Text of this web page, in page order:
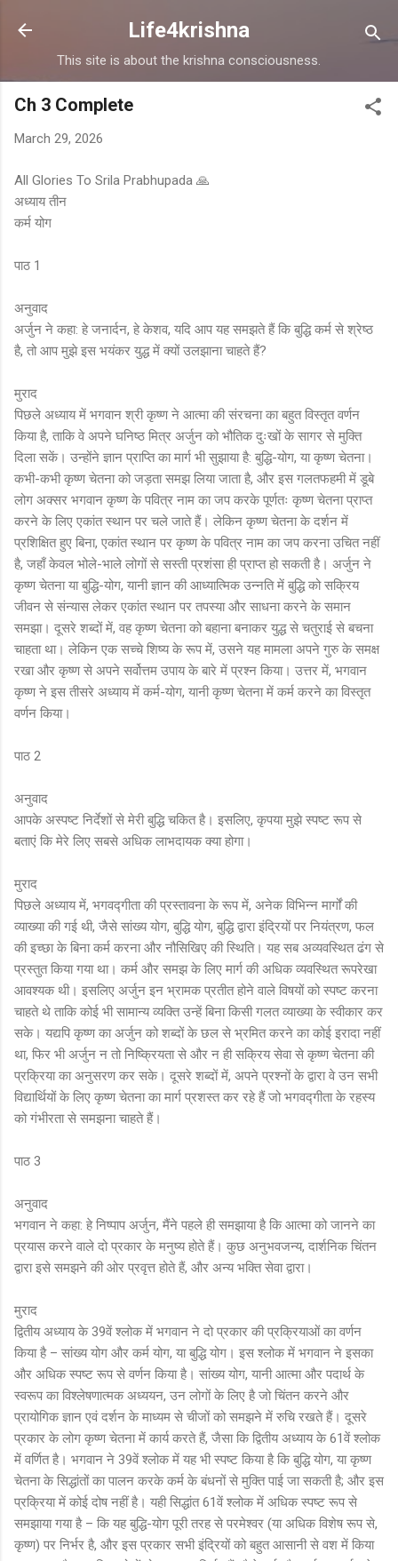
Skip to main content
Life4krishna
This site is about the krishna consciousness.
Ch 3 Complete
March 29, 2026
All Glories To Srila Prabhupada 🙏
अध्याय तीन
कर्म योग
पाठ 1
अनुवाद
अर्जुन ने कहा: हे जनार्दन, हे केशव, यदि आप यह समझते हैं कि बुद्धि कर्म से श्रेष्ठ
है, तो आप मुझे इस भयंकर युद्ध में क्यों उलझाना चाहते हैं?
मुराद
पिछले अध्याय में भगवान श्री कृष्ण ने आत्मा की संरचना का बहुत विस्तृत वर्णन
किया है, ताकि वे अपने घनिष्ठ मित्र अर्जुन को भौतिक दुःखों के सागर से मुक्ति
दिला सकें। उन्होंने ज्ञान प्राप्ति का मार्ग भी सुझाया है: बुद्धि-योग, या कृष्ण चेतना।
कभी-कभी कृष्ण चेतना को जड़ता समझ लिया जाता है, और इस गलतफहमी में डूबे
लोग अक्सर भगवान कृष्ण के पवित्र नाम का जप करके पूर्णतः कृष्ण चेतना प्राप्त
करने के लिए एकांत स्थान पर चले जाते हैं। लेकिन कृष्ण चेतना के दर्शन में
प्रशिक्षित हुए बिना, एकांत स्थान पर कृष्ण के पवित्र नाम का जप करना उचित नहीं
है, जहाँ केवल भोले-भाले लोगों से सस्ती प्रशंसा ही प्राप्त हो सकती है। अर्जुन ने
कृष्ण चेतना या बुद्धि-योग, यानी ज्ञान की आध्यात्मिक उन्नति में बुद्धि को सक्रिय
जीवन से संन्यास लेकर एकांत स्थान पर तपस्या और साधना करने के समान
समझा। दूसरे शब्दों में, वह कृष्ण चेतना को बहाना बनाकर युद्ध से चतुराई से बचना
चाहता था। लेकिन एक सच्चे शिष्य के रूप में, उसने यह मामला अपने गुरु के समक्ष
रखा और कृष्ण से अपने सर्वोत्तम उपाय के बारे में प्रश्न किया। उत्तर में, भगवान
कृष्ण ने इस तीसरे अध्याय में कर्म-योग, यानी कृष्ण चेतना में कर्म करने का विस्तृत
वर्णन किया।
पाठ 2
अनुवाद
आपके अस्पष्ट निर्देशों से मेरी बुद्धि चकित है। इसलिए, कृपया मुझे स्पष्ट रूप से
बताएं कि मेरे लिए सबसे अधिक लाभदायक क्या होगा।
मुराद
पिछले अध्याय में, भगवद्गीता की प्रस्तावना के रूप में, अनेक विभिन्न मार्गों की
व्याख्या की गई थी, जैसे सांख्य योग, बुद्धि योग, बुद्धि द्वारा इंद्रियों पर नियंत्रण, फल
की इच्छा के बिना कर्म करना और नौसिखिए की स्थिति। यह सब अव्यवस्थित ढंग से
प्रस्तुत किया गया था। कर्म और समझ के लिए मार्ग की अधिक व्यवस्थित रूपरेखा
आवश्यक थी। इसलिए अर्जुन इन भ्रामक प्रतीत होने वाले विषयों को स्पष्ट करना
चाहते थे ताकि कोई भी सामान्य व्यक्ति उन्हें बिना किसी गलत व्याख्या के स्वीकार कर
सके। यद्यपि कृष्ण का अर्जुन को शब्दों के छल से भ्रमित करने का कोई इरादा नहीं
था, फिर भी अर्जुन न तो निष्क्रियता से और न ही सक्रिय सेवा से कृष्ण चेतना की
प्रक्रिया का अनुसरण कर सके। दूसरे शब्दों में, अपने प्रश्नों के द्वारा वे उन सभी
विद्यार्थियों के लिए कृष्ण चेतना का मार्ग प्रशस्त कर रहे हैं जो भगवद्गीता के रहस्य
को गंभीरता से समझना चाहते हैं।
पाठ 3
अनुवाद
भगवान ने कहा: हे निष्पाप अर्जुन, मैंने पहले ही समझाया है कि आत्मा को जानने का
प्रयास करने वाले दो प्रकार के मनुष्य होते हैं। कुछ अनुभवजन्य, दार्शनिक चिंतन
द्वारा इसे समझने की ओर प्रवृत्त होते हैं, और अन्य भक्ति सेवा द्वारा।
मुराद
द्वितीय अध्याय के 39वें श्लोक में भगवान ने दो प्रकार की प्रक्रियाओं का वर्णन
किया है – सांख्य योग और कर्म योग, या बुद्धि योग। इस श्लोक में भगवान ने इसका
और अधिक स्पष्ट रूप से वर्णन किया है। सांख्य योग, यानी आत्मा और पदार्थ के
स्वरूप का विश्लेषणात्मक अध्ययन, उन लोगों के लिए है जो चिंतन करने और
प्रायोगिक ज्ञान एवं दर्शन के माध्यम से चीजों को समझने में रुचि रखते हैं। दूसरे
प्रकार के लोग कृष्ण चेतना में कार्य करते हैं, जैसा कि द्वितीय अध्याय के 61वें श्लोक
में वर्णित है। भगवान ने 39वें श्लोक में यह भी स्पष्ट किया है कि बुद्धि योग, या कृष्ण
चेतना के सिद्धांतों का पालन करके कर्म के बंधनों से मुक्ति पाई जा सकती है; और इस
प्रक्रिया में कोई दोष नहीं है। यही सिद्धांत 61वें श्लोक में अधिक स्पष्ट रूप से
समझाया गया है – कि यह बुद्धि-योग पूरी तरह से परमेश्वर (या अधिक विशेष रूप से,
कृष्ण) पर निर्भर है, और इस प्रकार सभी इंद्रियों को बहुत आसानी से वश में किया